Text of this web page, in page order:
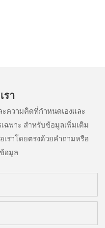
รา
ความคิดที่กำหนดเองและ
ฉพาะ สำหรับข้อมูลเพิ่มเติม
ราโดยตรงด้วยคำถามหรือ
อมูล